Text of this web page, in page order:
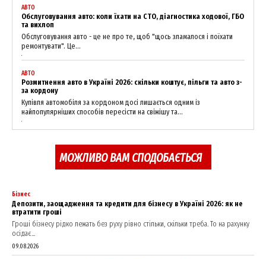
АВТО
Обслуговування авто: коли їхати на СТО, діагностика ходової, ГБО
та вихлоп
Обслуговування авто - це не про те, щоб "щось зламалося і поїхати
ремонтувати". Це...
АВТО
Розмитнення авто в Україні 2026: скільки коштує, пільги та авто з-
за кордону
Купівля автомобіля за кордоном досі лишається одним із
найпопулярніших способів пересісти на свіжішу та...
МОЖЛИВО ВАМ СПОДОБАЄТЬСЯ
Бізнес
Депозити, заощадження та кредити для бізнесу в Україні 2026: як не
втратити гроші
Гроші бізнесу рідко лежать без руху рівно стільки, скільки треба. То на рахунку
осідає...
09.08.2026